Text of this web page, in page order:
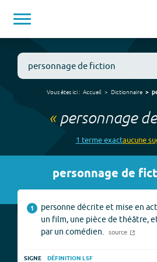
Vous êtes ici : Accueil Dictionnaire
« personnage
1 termeexactaucune
personnage de
1
personne décrite et mise en
un film, une pièce de théâtre,
par un comédien.
source
SIGNE DÉFINITION LSF